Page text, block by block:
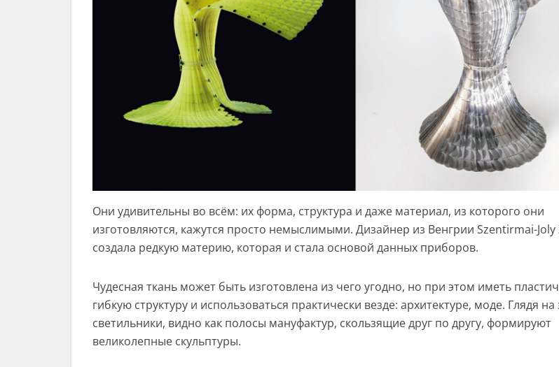
Они удивительны во всём: их форма, структура и даже материал, из которого они
изготовляются, кажутся просто немыслимыми. Дизайнер из Венгрии Szentirmai-Joly
создала редкую материю, которая и стала основой данных приборов.
Чудесная ткань может быть изготовлена из чего угодно, но при этом иметь
гибкую структуру и использоваться практически везде: архитектуре, моде. Глядя на
светильники, видно как полосы мануфактур, скользящие друг по другу, формируют
великолепные скульптуры.